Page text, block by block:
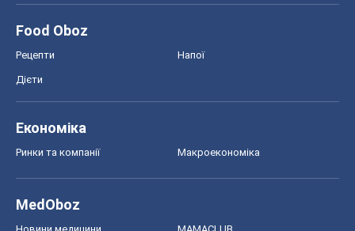
Food Oboz
Рецепти Напої
Дієти
Економіка
Ринки та компанії Макроекономіка
MedOboz